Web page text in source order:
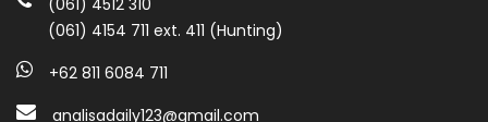
(061) 4154 711 ext. 411 (Hunting)
+62 811 6084 711
analisadaily123@gmail.com